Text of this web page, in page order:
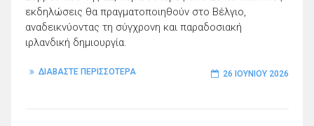
εκδηλώσεις θα πραγματοποιηθούν στο Βέλγιο,
αναδεικνύοντας τη σύγχρονη και παραδοσιακή
ιρλανδική δημιουργία.
ΔΙΑΒΑΣΤΕ ΠΕΡΙΣΣΟΤΕΡΑ 26 ΙΟΥΝΊΟΥ 2026